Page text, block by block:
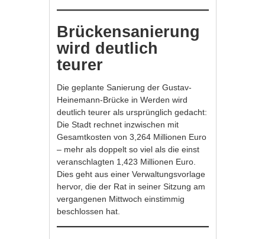
Brückensanierung
wird deutlich
teurer
Die geplante Sanierung der Gustav-
Heinemann-Brücke in Werden wird
deutlich teurer als ursprünglich gedacht:
Die Stadt rechnet inzwischen mit
Gesamtkosten von 3,264 Millionen Euro
– mehr als doppelt so viel als die einst
veranschlagten 1,423 Millionen Euro.
Dies geht aus einer Verwaltungsvorlage
hervor, die der Rat in seiner Sitzung am
vergangenen Mittwoch einstimmig
beschlossen hat.